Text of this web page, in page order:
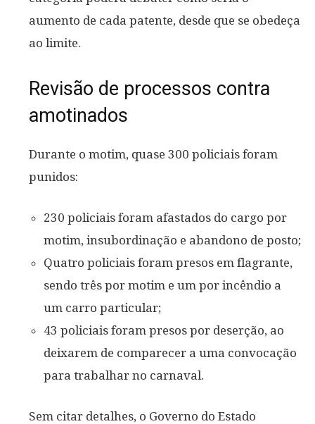
aumento de cada patente, desde que se obedeça
ao limite.
Revisão de processos contra
amotinados
Durante o motim, quase 300 policiais foram
punidos:
230 policiais foram afastados do cargo por
motim, insubordinação e abandono de posto;
Quatro policiais foram presos em flagrante,
sendo três por motim e um por incêndio a
um carro particular;
43 policiais foram presos por deserção, ao
deixarem de comparecer a uma convocação
para trabalhar no carnaval.
Sem citar detalhes, o Governo do Estado